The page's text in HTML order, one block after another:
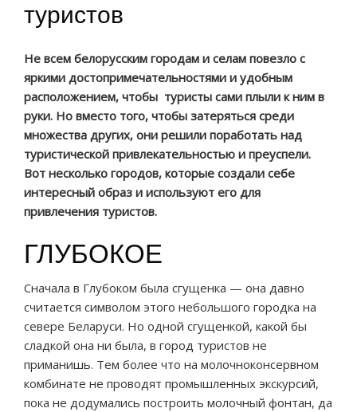
туристов
Не всем белорусским городам и селам повезло с
яркими достопримечательностями и удобным
расположением, чтобы туристы сами плыли к ним в
руки. Но вместо того, чтобы затеряться среди
множества других, они решили поработать над
туристической привлекательностью и преуспели.
Вот несколько городов, которые создали себе
интересный образ и используют его для
привлечения туристов.
ГЛУБОКОЕ
Сначала в Глубоком была сгущенка — она давно
считается символом этого небольшого городка на
севере Беларуси. Но одной сгущенкой, какой бы
сладкой она ни была, в город туристов не
приманишь. Тем более что на молочноконсервном
комбинате не проводят промышленных экскурсий,
пока не додумались построить молочный фонтан, да